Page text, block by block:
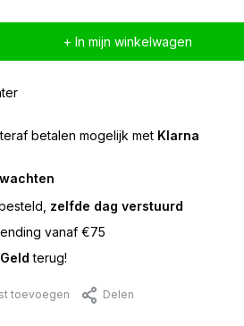
+ In mijn winkelwagen
betalen mogelijk met Klarna
zelfde dag verstuurd
vanaf €75
Geld terug!
toevoegen Delen